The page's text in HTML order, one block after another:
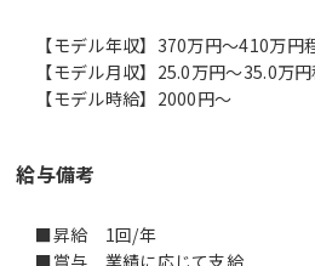
【モデル年収】370万円〜410万円
【モデル月収】25.0万円〜35.0万
【モデル時給】2000円〜
給与備考
■昇給 1回/年
■賞与 業績に応じて支給